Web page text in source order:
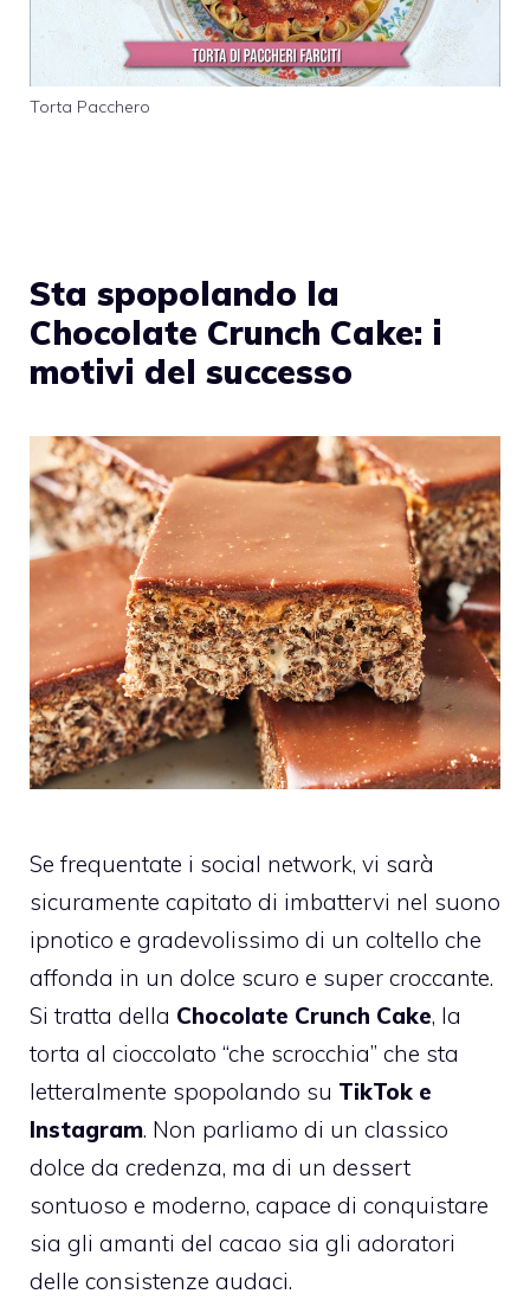
Torta Pacchero
Sta spopolando la
Chocolate Crunch Cake: i
motivi del successo
Se frequentate i social network, vi sarà
sicuramente capitato di imbattervi nel suono
ipnotico e gradevolissimo di un coltello che
affonda in un dolce scuro e super croccante.
Si tratta della Chocolate Crunch Cake, la
torta al cioccolato “che scrocchia” che sta
letteralmente spopolando su TikTok e
Instagram. Non parliamo di un classico
dolce da credenza, ma di un dessert
sontuoso e moderno, capace di conquistare
sia gli amanti del cacao sia gli adoratori
delle consistenze audaci.